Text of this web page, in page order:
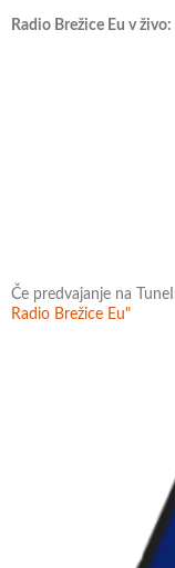
Radio Brežice Eu v živo:
Če predvajanje na
Radio Brežice Eu"